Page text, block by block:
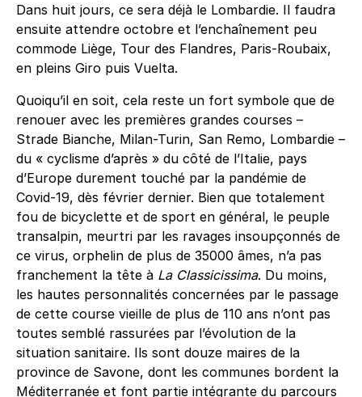
Dans huit jours, ce sera déjà le Lombardie. Il faudra
ensuite attendre octobre et l’enchaînement peu
commode Liège, Tour des Flandres, Paris-Roubaix,
en pleins Giro puis Vuelta.
Quoiqu’il en soit, cela reste un fort symbole que de
renouer avec les premières grandes courses –
Strade Bianche, Milan-Turin, San Remo, Lombardie –
du « cyclisme d’après » du côté de l’Italie, pays
d’Europe durement touché par la pandémie de
Covid-19, dès février dernier. Bien que totalement
fou de bicyclette et de sport en général, le peuple
transalpin, meurtri par les ravages insoupçonnés de
ce virus, orphelin de plus de 35000 âmes, n’a pas
franchement la tête à La Classicissima. Du moins,
les hautes personnalités concernées par le passage
de cette course vieille de plus de 110 ans n’ont pas
toutes semblé rassurées par l’évolution de la
situation sanitaire. Ils sont douze maires de la
province de Savone, dont les communes bordent la
Méditerranée et font partie intégrante du parcours